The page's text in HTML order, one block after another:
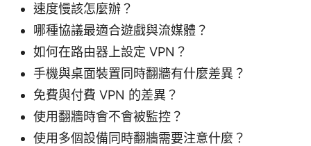
速度慢該怎麼辦？
哪種協議最適合遊戲與流媒體？
如何在路由器上設定 VPN？
手機與桌面裝置同時翻牆有什麼差異？
免費與付費 VPN 的差異？
使用翻牆時會不會被監控？
使用多個設備同時翻牆需要注意什麼？